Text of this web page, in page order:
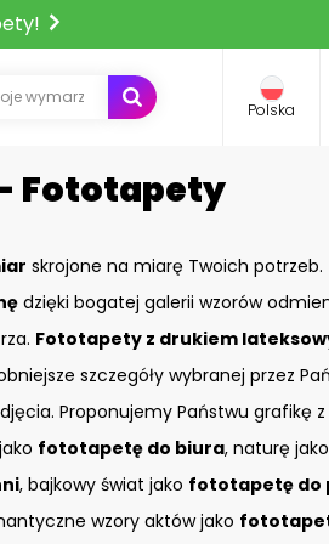
Polska
Fototapety
skrojone na miarę Twoich potrzeb.
dzięki bogatej galerii wzorów
Fototapety z drukiem
szczegóły wybranej przez
Proponujemy Państwu grafikę z
fototapetę do biura, naturę jako
, bajkowy świat jako fototapetę do
wzory aktów jako